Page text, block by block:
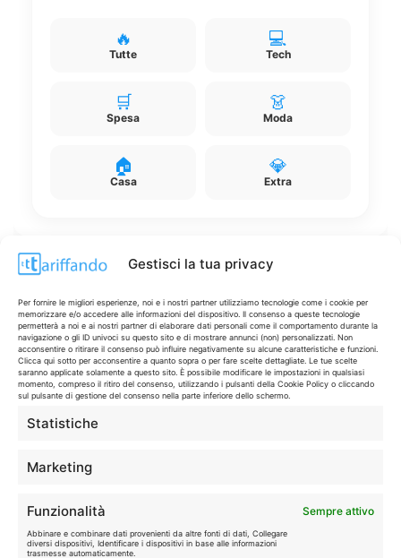
Gestisci la tua privacy
Per fornire le migliori esperienze, noi e i nostri partner utilizziamo tecnologie come i cookie per
memorizzare e/o accedere alle informazioni del dispositivo. Il consenso a queste tecnologie
permetterà a noi e ai nostri partner di elaborare dati personali come il comportamento durante la
navigazione o gli ID univoci su questo sito e di mostrare annunci (non) personalizzati. Non
acconsentire o ritirare il consenso può influire negativamente su alcune caratteristiche e funzioni.
Clicca qui sotto per acconsentire a quanto sopra o per fare scelte dettagliate. Le tue scelte
saranno applicate solamente a questo sito. È possibile modificare le impostazioni in qualsiasi
momento, compreso il ritiro del consenso, utilizzando i pulsanti della Cookie Policy o cliccando
sul pulsante di gestione del consenso nella parte inferiore dello schermo.
Statistiche
Marketing
Funzionalità Sempre attivo
Abbinare e combinare dati provenienti da altre fonti di dati, Collegare
diversi dispositivi, Identificare i dispositivi in base alle informazioni
trasmesse automaticamente.
🔥
Tutte
💻
Tech
🛒
Spesa
👗
Moda
🏠
Casa
💎
Extra
Disclaimer
I marchi citati appartengono ai rispettivi proprietari. Le offerte
segnalate possono subire variazioni: verifica sempre le condizioni
sui siti ufficiali.
guadagno dagli acquisti idonei.
Note Legali|Cookie Policy